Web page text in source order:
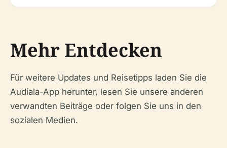
Mehr Entdecken
Für weitere Updates und Reisetipps laden Sie die
Audiala-App herunter, lesen Sie unsere anderen
verwandten Beiträge oder folgen Sie uns in den
sozialen Medien.